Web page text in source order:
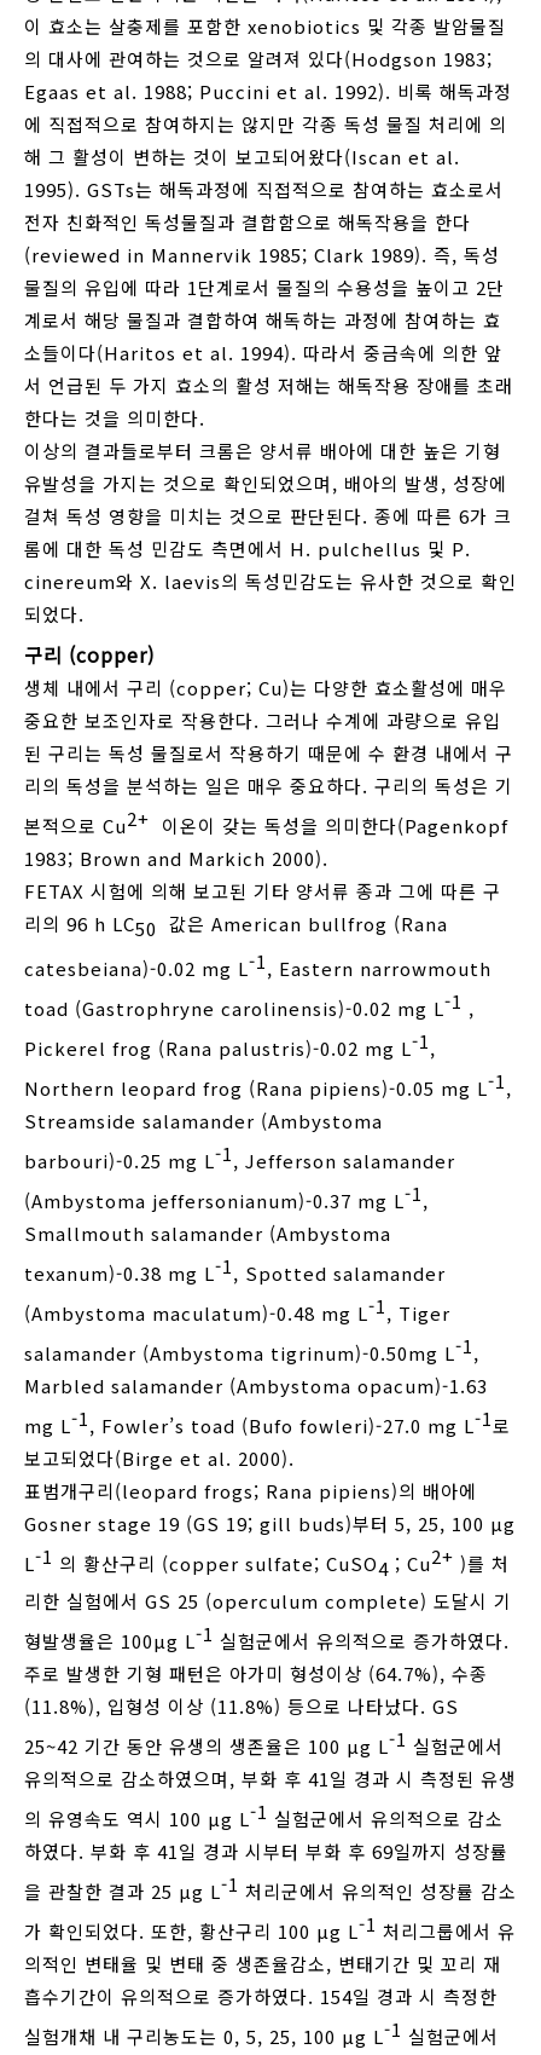
이 효소는 살충제를 포함한 xenobiotics 및 각종 발암물질
의 대사에 관여하는 것으로 알려져 있다(Hodgson 1983;
Egaas et al. 1988; Puccini et al. 1992). 비록 해독과정
에 직접적으로 참여하지는 않지만 각종 독성 물질 처리에 의
해 그 활성이 변하는 것이 보고되어왔다(Iscan et al.
1995). GSTs는 해독과정에 직접적으로 참여하는 효소로서
전자 친화적인 독성물질과 결합함으로 해독작용을 한다
(reviewed in Mannervik 1985; Clark 1989). 즉, 독성
물질의 유입에 따라 1단계로서 물질의 수용성을 높이고 2단
계로서 해당 물질과 결합하여 해독하는 과정에 참여하는 효
소들이다(Haritos et al. 1994). 따라서 중금속에 의한 앞
서 언급된 두 가지 효소의 활성 저해는 해독작용 장애를 초래
한다는 것을 의미한다.
이상의 결과들로부터 크롬은 양서류 배아에 대한 높은 기형
유발성을 가지는 것으로 확인되었으며, 배아의 발생, 성장에
걸쳐 독성 영향을 미치는 것으로 판단된다. 종에 따른 6가 크
롬에 대한 독성 민감도 측면에서 H. pulchellus 및 P.
cinereum와 X. laevis의 독성민감도는 유사한 것으로 확인
되었다.
구리 (copper)
생체 내에서 구리 (copper; Cu)는 다양한 효소활성에 매우
중요한 보조인자로 작용한다. 그러나 수계에 과량으로 유입
된 구리는 독성 물질로서 작용하기 때문에 수 환경 내에서 구
리의 독성을 분석하는 일은 매우 중요하다. 구리의 독성은 기
본적으로 Cu2+ 이온이 갖는 독성을 의미한다(Pagenkopf
1983; Brown and Markich 2000).
FETAX 시험에 의해 보고된 기타 양서류 종과 그에 따른 구
리의 96 h LC50 값은 American bullfrog (Rana
catesbeiana)-0.02 mg L-1, Eastern narrowmouth
toad (Gastrophryne carolinensis)-0.02 mg L-1 ,
Pickerel frog (Rana palustris)-0.02 mg L-1,
Northern leopard frog (Rana pipiens)-0.05 mg L-1,
Streamside salamander (Ambystoma
barbouri)-0.25 mg L-1, Jefferson salamander
(Ambystoma jeffersonianum)-0.37 mg L-1,
Smallmouth salamander (Ambystoma
texanum)-0.38 mg L-1, Spotted salamander
(Ambystoma maculatum)-0.48 mg L-1, Tiger
salamander (Ambystoma tigrinum)-0.50mg L-1,
Marbled salamander (Ambystoma opacum)-1.63
mg L-1, Fowler’s toad (Bufo fowleri)-27.0 mg L-1로
보고되었다(Birge et al. 2000).
표범개구리(leopard frogs; Rana pipiens)의 배아에
Gosner stage 19 (GS 19; gill buds)부터 5, 25, 100 μg
L-1 의 황산구리 (copper sulfate; CuSO4 ; Cu2+ )를 처
리한 실험에서 GS 25 (operculum complete) 도달시 기
형발생율은 100μg L-1 실험군에서 유의적으로 증가하였다.
주로 발생한 기형 패턴은 아가미 형성이상 (64.7%), 수종
(11.8%), 입형성 이상 (11.8%) 등으로 나타났다. GS
25~42 기간 동안 유생의 생존율은 100 μg L-1 실험군에서
유의적으로 감소하였으며, 부화 후 41일 경과 시 측정된 유생
의 유영속도 역시 100 μg L-1 실험군에서 유의적으로 감소
하였다. 부화 후 41일 경과 시부터 부화 후 69일까지 성장률
을 관찰한 결과 25 μg L-1 처리군에서 유의적인 성장률 감소
가 확인되었다. 또한, 황산구리 100 μg L-1 처리그룹에서 유
의적인 변태율 및 변태 중 생존율감소, 변태기간 및 꼬리 재
흡수기간이 유의적으로 증가하였다. 154일 경과 시 측정한
실험개채 내 구리농도는 0, 5, 25, 100 μg L-1 실험군에서